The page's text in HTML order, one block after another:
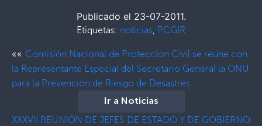
Publicado el 23-07-2011.
Etiquetas: noticias, PCGIR
«« Comisión Nacional de Protección Civil se reúne con
la Representante Especial del Secretario General la ONU
para la Prevención de Riesgo de Desastres
Ir a Noticias
XXXVII REUNIÓN DE JEFES DE ESTADO Y DE GOBIERNO